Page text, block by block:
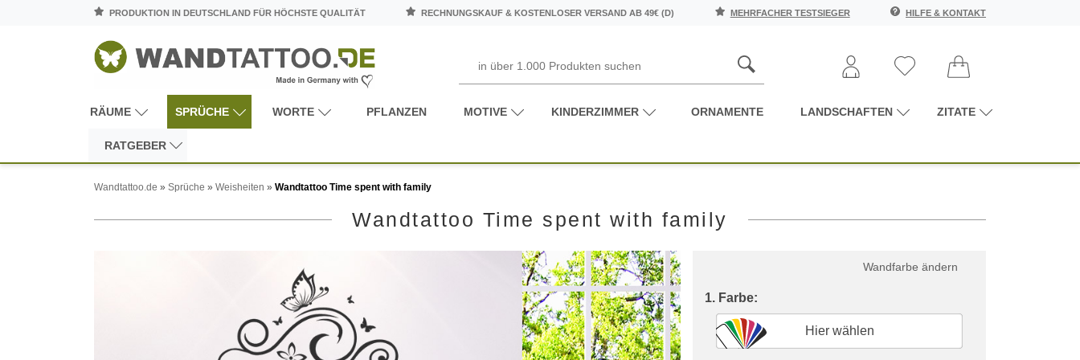
PRODUKTION IN DEUTSCHLAND FÜR HÖCHSTE QUALITÄT RECHNUNGSKAUF & KOSTENLOSER VERSAND AB 49€ (D) MEHRFACHER TESTSIEGER HILFE & KONTAKT
RÄUME SPRÜCHE WORTE PFLANZEN MOTIVE KINDERZIMMER ORNAMENTE LANDSCHAFTEN ZITATE
RATGEBER
Wandtattoo.de » Sprüche » Weisheiten » Wandtattoo Time spent with family
Wandtattoo Time spent with family
Wandfarbe ändern
1. Farbe:
Hier wählen